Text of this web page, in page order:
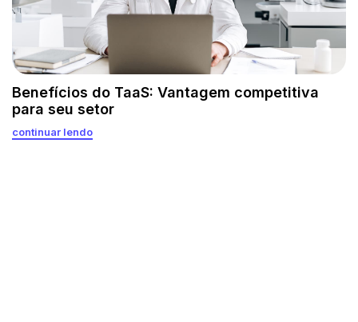
Benefícios do TaaS: Vantagem competitiva
para seu setor
continuar lendo